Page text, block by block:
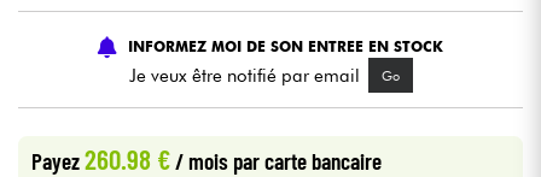
Eveil Musical
INFORMEZ MOI DE SON ENTREE EN STOCK
Je veux être notifié par email Go
Payez260.98 € / mois par carte bancaire